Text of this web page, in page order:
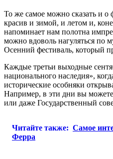
То же самое можно сказать и
красив и зимой, и летом и,
напоминает нам полотна
можно вдоволь нагуляться по
Осенний фестиваль, который
Каждые третьи выходные
национального наследия»,
исторические особняки
Например, в эти дни вы
или даже Государственный
Читайте также: Самое
Ферра